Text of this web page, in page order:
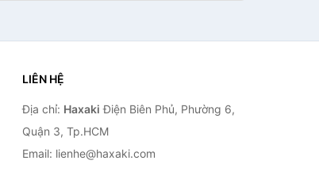
LIÊN HỆ
Địa chỉ: Haxaki Điện Biên Phủ, Phường 6,
Quận 3, Tp.HCM
Email: lienhe@haxaki.com